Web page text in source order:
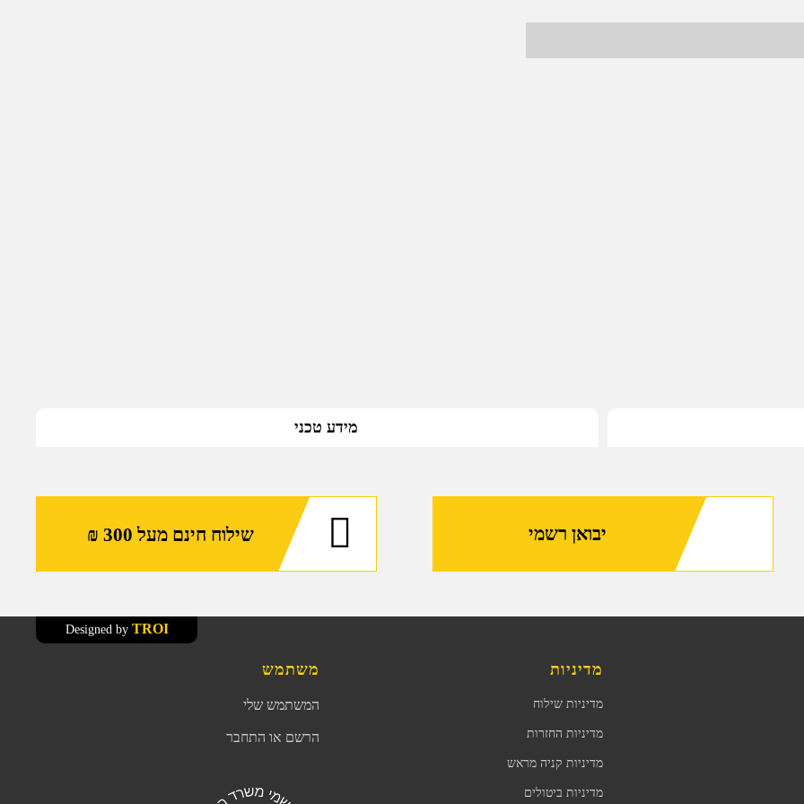
מידע טכני
יבואן רשמי שילוח חינם מעל 300 ₪
TROI
Designed by
מדיניות
מדיניות שילוח
מדיניות החזרות
מדיניות קניה מראש
מדיניות ביטולים
משתמש
המשתמש שלי
הרשם או התחבר